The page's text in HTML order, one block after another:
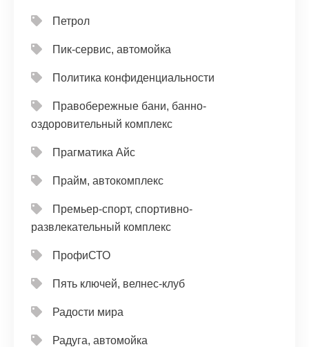
Петрол
Пик-сервис, автомойка
Политика конфиденциальности
Правобережные бани, банно-
оздоровительный комплекс
Прагматика Айс
Прайм, автокомплекс
Премьер-спорт, спортивно-
развлекательный комплекс
ПрофиСТО
Пять ключей, велнес-клуб
Радости мира
Радуга, автомойка